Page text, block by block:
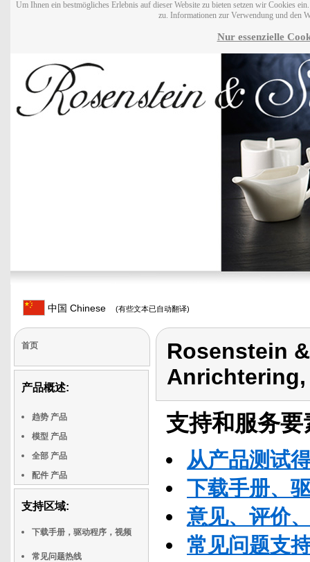
Um Ihnen ein bestmögliches Erlebnis auf dieser Website zu bieten setzen wir Cookies
zu. Informationen zur Verwendung und den
Nur essenzielle
中国 Chinese (有些文本已自动翻译)
首页
产品概述:
趋势 产品
模型 产品
全部 产品
配件 产品
支持区域:
下载手册，驱动程序，视频
常见问题热线
Rosenstein
支持和服务要
从产品测试
下载手册、
意见、评价
常见问题支